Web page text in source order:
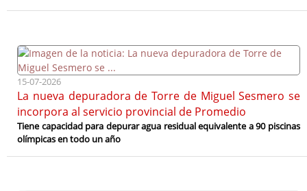
15-07-2026
La nueva depuradora de Torre de Miguel Sesmero se
incorpora al servicio provincial de Promedio
Tiene capacidad para depurar agua residual equivalente a 90 piscinas
olímpicas en todo un año